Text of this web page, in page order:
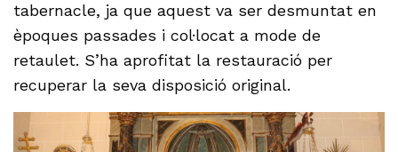
tabernacle, ja que aquest va ser desmuntat en
èpoques passades i col·locat a mode de
retaulet. S’ha aprofitat la restauració per
recuperar la seva disposició original.